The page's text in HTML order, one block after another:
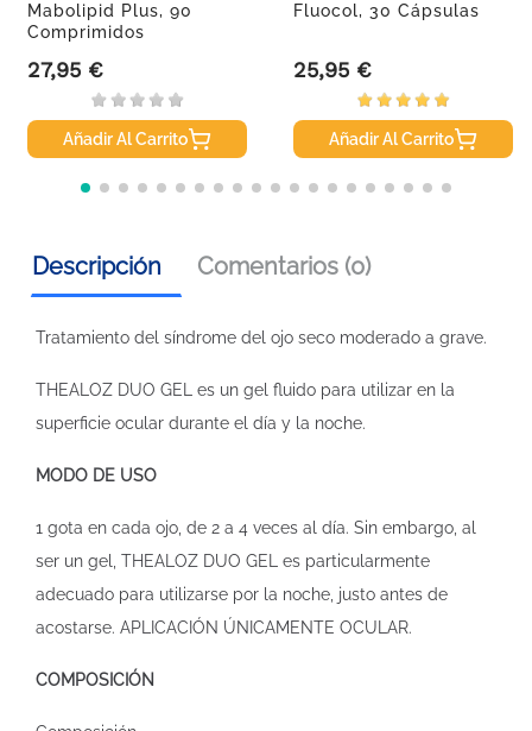
Mabolipid Plus, 90
Comprimidos
Precio
27,95 €
Añadir Al Carrito
Fluocol, 30 Cápsulas
Precio
25,95 €
Añadir Al Carrito
Descripción Comentarios (0)
Tratamiento del síndrome del ojo seco moderado a grave.
THEALOZ DUO GEL es un gel fluido para utilizar en la
superficie ocular durante el día y la noche.
MODO DE USO
1 gota en cada ojo, de 2 a 4 veces al día. Sin embargo, al
ser un gel, THEALOZ DUO GEL es particularmente
adecuado para utilizarse por la noche, justo antes de
acostarse. APLICACIÓN ÚNICAMENTE OCULAR.
COMPOSICIÓN